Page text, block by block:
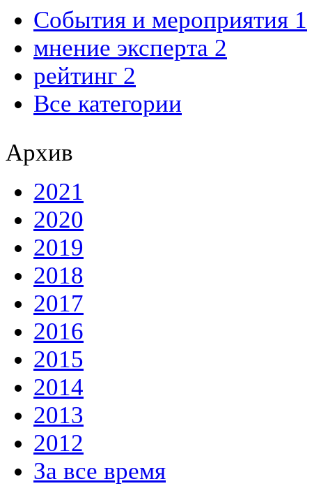
События и мероприятия 1
мнение эксперта 2
рейтинг 2
Все категории
Архив
2021
2020
2019
2018
2017
2016
2015
2014
2013
2012
За все время